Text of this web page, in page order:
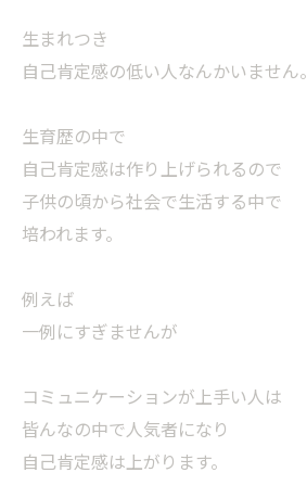
生まれつき
自己肯定感の低い人なんかいません。
生育歴の中で
自己肯定感は作り上げられるので
子供の頃から社会で生活する中で
培われます。
例えば
一例にすぎませんが
コミュニケーションが上手い人は
皆んなの中で人気者になり
自己肯定感は上がります。